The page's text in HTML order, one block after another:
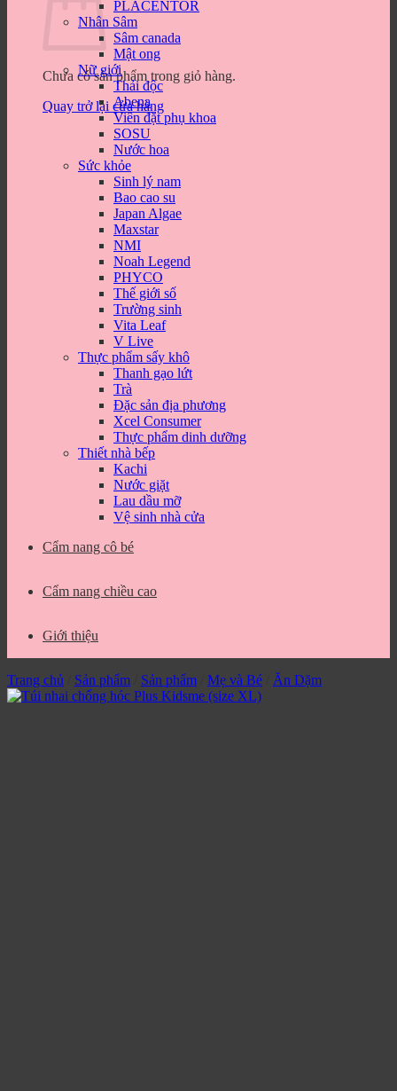
Chưa có sản phẩm trong giỏ hàng.
Quay trở lại cửa hàng
PLACENTOR
Nhân Sâm
Sâm canada
Mật ong
Nữ giới
Thải độc
Abena
Viên đặt phụ khoa
SOSU
Nước hoa
Sức khỏe
Sinh lý nam
Bao cao su
Japan Algae
Maxstar
NMI
Noah Legend
PHYCO
Thế giới số
Trường sinh
Vita Leaf
V Live
Thực phẩm sấy khô
Thanh gạo lứt
Trà
Đặc sản địa phương
Xcel Consumer
Thực phẩm dinh dưỡng
Thiết nhà bếp
Kachi
Nước giặt
Lau dầu mỡ
Vệ sinh nhà cửa
Cẩm nang cô bé
Cẩm nang chiều cao
Giới thiệu
Trang chủ Sản phẩm Sản phẩm Mẹ và Bé Ăn Dặm